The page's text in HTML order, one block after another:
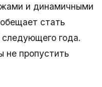
и динамичными
стать
года.
не пропустить